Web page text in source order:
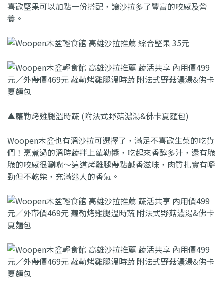
喜歡堅果可以加點一份搭配，讓沙拉多了豐富的咬感及營
養。
▲蘿勒烤雞腿溫時蔬 (附法式野菇濃湯&佛卡夏麵包)
Woopen木盆也有溫沙拉可選擇了，滿足不喜歡生菜的吃貨
們！烹煮過的溫時蔬拌上蘿勒醬，吃起來香醇多汁，還有脆
脆的咬感很涮嘴～這道烤雞腿帶點鹹香滋味，肉質扎實有嚼
勁但不乾柴，充滿迷人的香氣。